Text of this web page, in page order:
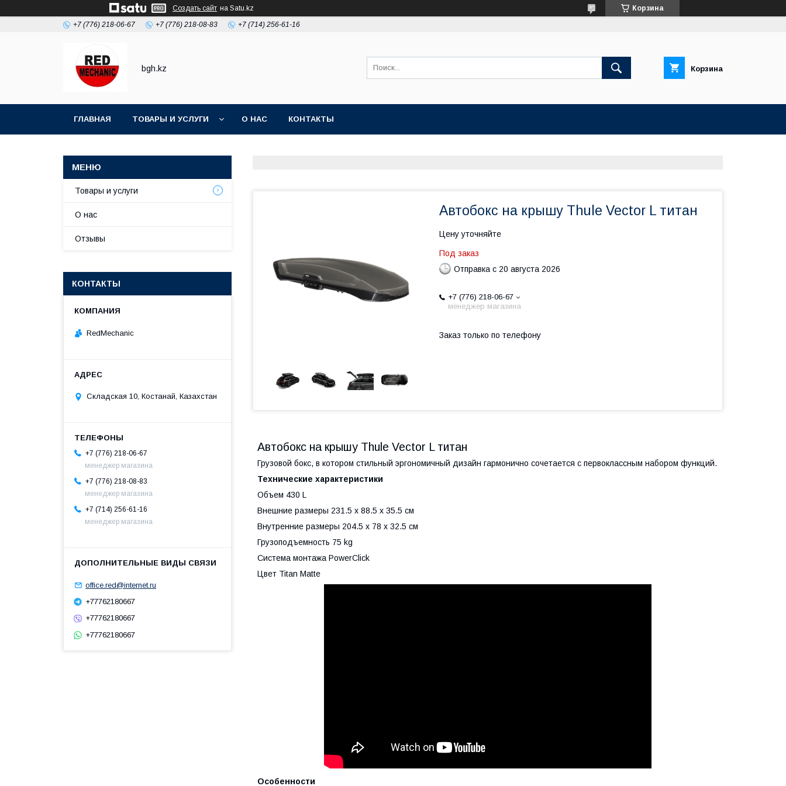
Создать сайт на Satu.kz Корзина
+7 (776) 218-06-67 +7 (776) 218-08-83 +7 (714) 256-61-16
bgh.kz Корзина
ГЛАВНАЯ ТОВАРЫ И УСЛУГИ О НАС КОНТАКТЫ
Автобокс на крышу Thule Vector L титан
Цену уточняйте
Под заказ
Отправка с 20 августа 2026
+7 (776) 218-06-67
менеджер магазина
Заказ только по телефону
Автобокс на крышу Thule Vector L титан
Грузовой бокс, в котором стильный эргономичный дизайн гармонично сочетается с первоклассным набором функций.
Технические характеристики
Объем 430 L
Внешние размеры 231.5 x 88.5 x 35.5 см
Внутренние размеры 204.5 x 78 x 32.5 см
Грузоподъемность 75 kg
Система монтажа PowerClick
Цвет Titan Matte
Особенности
Товары и услуги
О нас
Отзывы
КОНТАКТЫ
RedMechanic
Складская 10, Костанай, Казахстан
+7 (776) 218-06-67
менеджер магазина
+7 (776) 218-08-83
менеджер магазина
+7 (714) 256-61-16
менеджер магазина
office.red@internet.ru
+77762180667
+77762180667
+77762180667